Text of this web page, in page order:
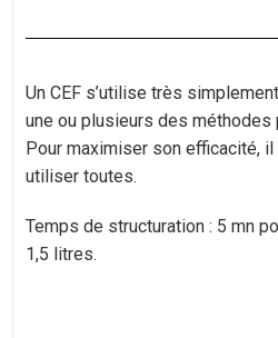
Un CEF s’utilise très
une ou plusieurs des
Pour maximiser son efficacité,
utiliser toutes.
Temps de structuration : 5 mn
1,5 litres.